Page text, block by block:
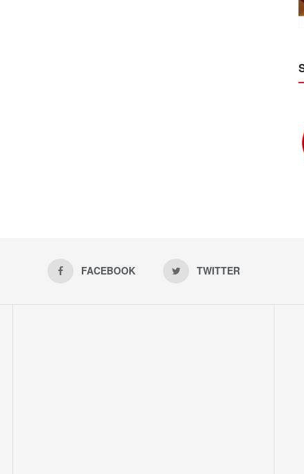
FACEBOOK TWITTER